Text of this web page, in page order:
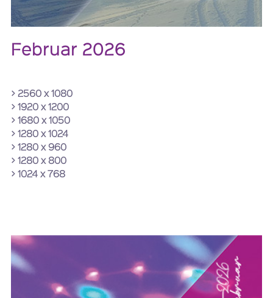
Februar 2026
> 2560 x 1080
> 1920 x 1200
> 1680 x 1050
> 1280 x 1024
> 1280 x 960
> 1280 x 800
> 1024 x 768